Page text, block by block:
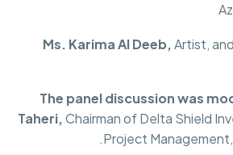
Ms. Karima Al Deeb,Artist,
The panel discussion was
Taheri,Chairman of Delta Shield
Project Management,